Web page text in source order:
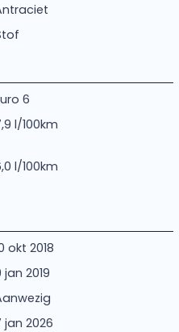
6
l/100km
l/100km
okt 2018
jan 2019
jan 2026